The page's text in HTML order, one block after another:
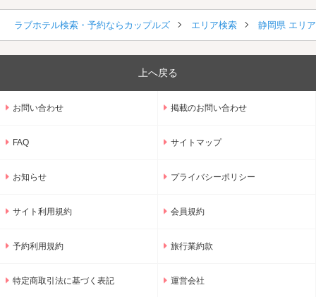
ラブホテル検索・予約ならカップルズ エリア検索 静岡県 エリ
上へ戻る
お問い合わせ 掲載のお問い合わせ
FAQ サイトマップ
お知らせ プライバシーポリシー
サイト利用規約 会員規約
予約利用規約 旅行業約款
特定商取引法に基づく表記 運営会社